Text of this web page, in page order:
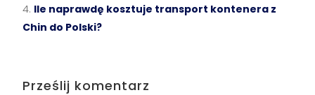
Ile naprawdę kosztuje transport kontenera z
Chin do Polski?
Prześlij komentarz